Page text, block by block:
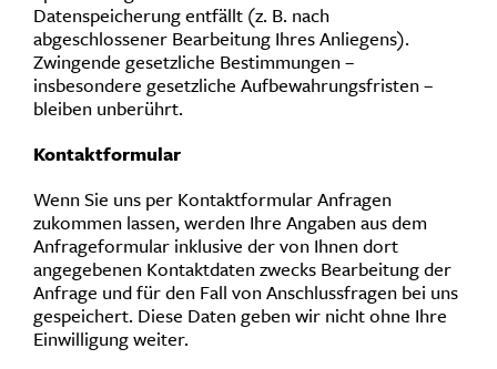
Datenspeicherung entfällt (z. B. nach
abgeschlossener Bearbeitung Ihres Anliegens).
Zwingende gesetzliche Bestimmungen –
insbesondere gesetzliche Aufbewahrungsfristen –
bleiben unberührt.
Kontaktformular
Wenn Sie uns per Kontaktformular Anfragen
zukommen lassen, werden Ihre Angaben aus dem
Anfrageformular inklusive der von Ihnen dort
angegebenen Kontaktdaten zwecks Bearbeitung der
Anfrage und für den Fall von Anschlussfragen bei uns
gespeichert. Diese Daten geben wir nicht ohne Ihre
Einwilligung weiter.